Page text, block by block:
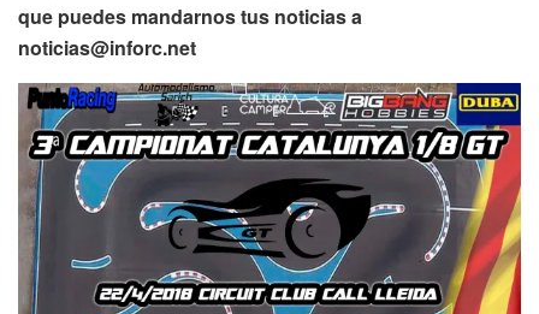
que puedes mandarnos tus noticias a
noticias@inforc.net